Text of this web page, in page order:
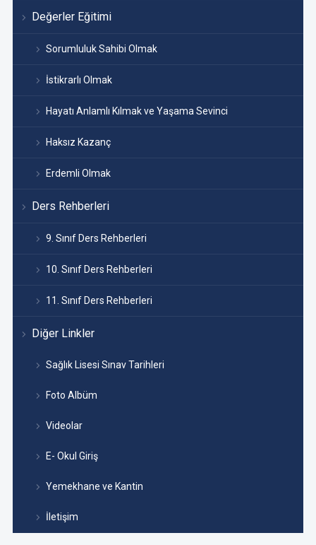
Değerler Eğitimi
Sorumluluk Sahibi Olmak
İstikrarlı Olmak
Hayatı Anlamlı Kılmak ve Yaşama Sevinci
Haksız Kazanç
Erdemli Olmak
Ders Rehberleri
9. Sınıf Ders Rehberleri
10. Sınıf Ders Rehberleri
11. Sınıf Ders Rehberleri
Diğer Linkler
Sağlık Lisesi Sınav Tarihleri
Foto Albüm
Videolar
E- Okul Giriş
Yemekhane ve Kantin
İletişim